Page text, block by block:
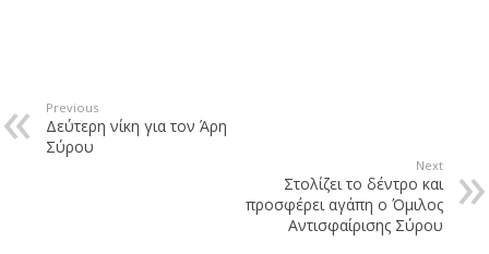
Previous
Δεύτερη νίκη για τον Άρη
Σύρου
Next
Στολίζει το δέντρο και
προσφέρει αγάπη ο Όμιλος
Αντισφαίρισης Σύρου